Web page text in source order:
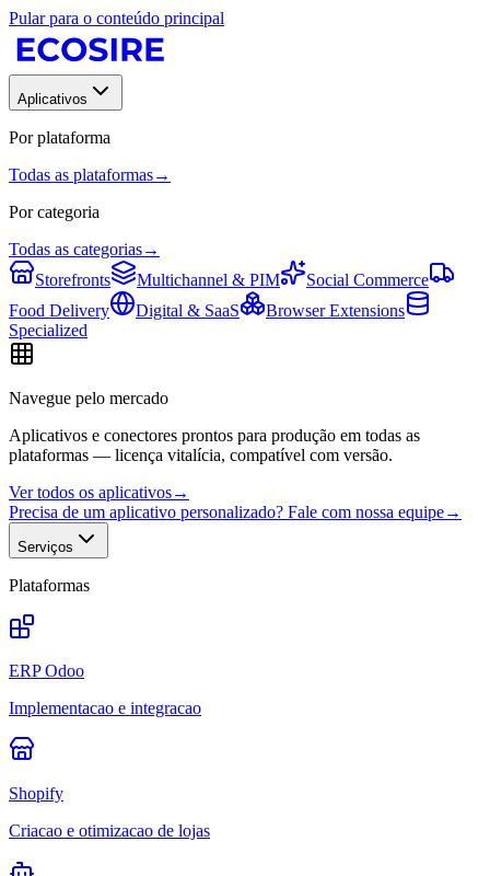
Pular para o conteúdo principal
Aplicativos
Por plataforma
Todas as plataformas→
Por categoria
Todas as categorias→
Storefronts
Multichannel & PIM
Social Commerce
Food Delivery
Digital & SaaS
Browser Extensions
Specialized
Navegue pelo mercado
Aplicativos e conectores prontos para produção em todas as
plataformas — licença vitalícia, compatível com versão.
Ver todos os aplicativos→
Precisa de um aplicativo personalizado? Fale com nossa equipe→
Serviços
Plataformas
ERP Odoo
Implementacao e integracao
Shopify
Criacao e otimizacao de lojas